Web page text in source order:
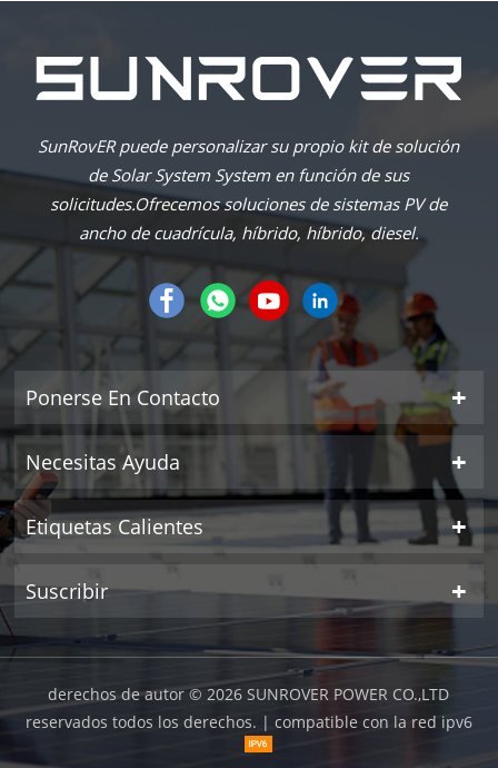
SunRovER puede personalizar su propio kit de solución
de Solar System System en función de sus
solicitudes.Ofrecemos soluciones de sistemas PV de
ancho de cuadrícula, híbrido, híbrido, diesel.
Ponerse En Contacto
Necesitas Ayuda
Etiquetas Calientes
Suscribir
derechos de autor © 2026 SUNROVER POWER CO.,LTD
reservados todos los derechos. | compatible con la red ipv6